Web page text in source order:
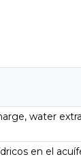
water
en el